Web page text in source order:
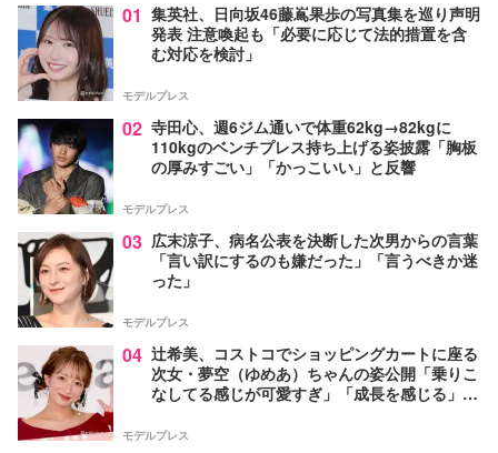
01 集英社、日向坂46藤嶌果歩の写真集を巡り声明
発表 注意喚起も「必要に応じて法的措置を含
む対応を検討」
モデルプレス
02 寺田心、週6ジム通いで体重62kg→82kgに
110kgのベンチプレス持ち上げる姿披露「胸板
の厚みすごい」「かっこいい」と反響
モデルプレス
03 広末涼子、病名公表を決断した次男からの言葉
「言い訳にするのも嫌だった」「言うべきか迷
った」
モデルプレス
04 辻希美、コストコでショッピングカートに座る
次女・夢空（ゆめあ）ちゃんの姿公開「乗りこ
なしてる感じが可愛すぎ」「成長を感じる」の
モデルプレス